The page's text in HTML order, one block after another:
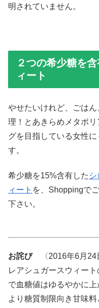
明されていません。
２つの希少糖を
ィート
やせたいけれど、ごは
理！とあきらめメタボ
グを目指している女性
す。
希少糖を15%含有した
ィート を、Shoppingで
下さい。
お詫び〈2016年6月24
レアシュガースウィー
で血糖値はゆるやかに
より糖質制限向き甘味